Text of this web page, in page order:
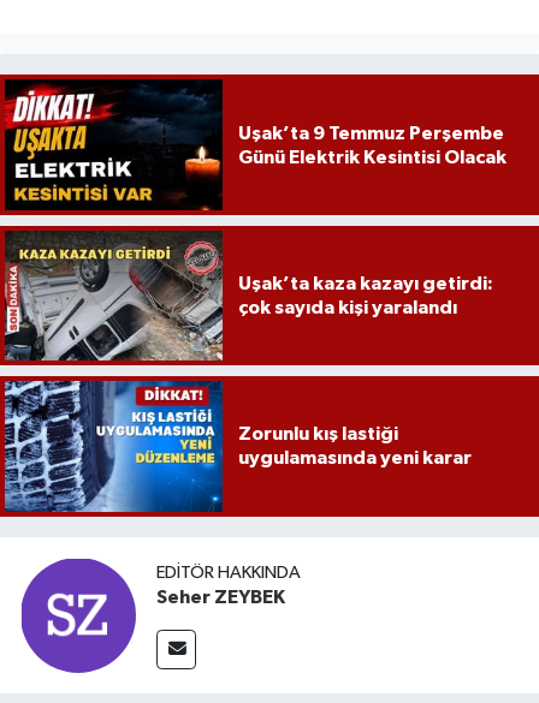
Uşak’ta 9 Temmuz Perşembe
Günü Elektrik Kesintisi Olacak
Uşak’ta kaza kazayı getirdi:
çok sayıda kişi yaralandı
Zorunlu kış lastiği
uygulamasında yeni karar
EDITÖR HAKKINDA
Seher ZEYBEK